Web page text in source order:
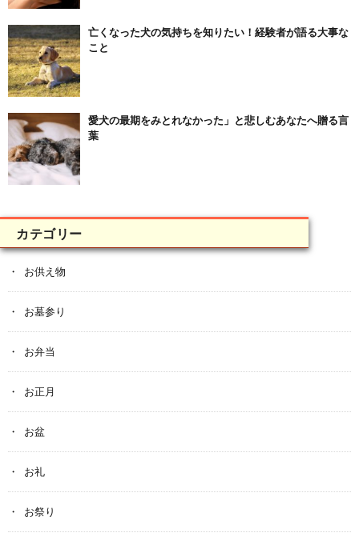
亡くなった犬の気持ちを知りたい！経験者が語る大事な
こと
愛犬の最期をみとれなかった」と悲しむあなたへ贈る言
葉
カテゴリー
お供え物
お墓参り
お弁当
お正月
お盆
お礼
お祭り